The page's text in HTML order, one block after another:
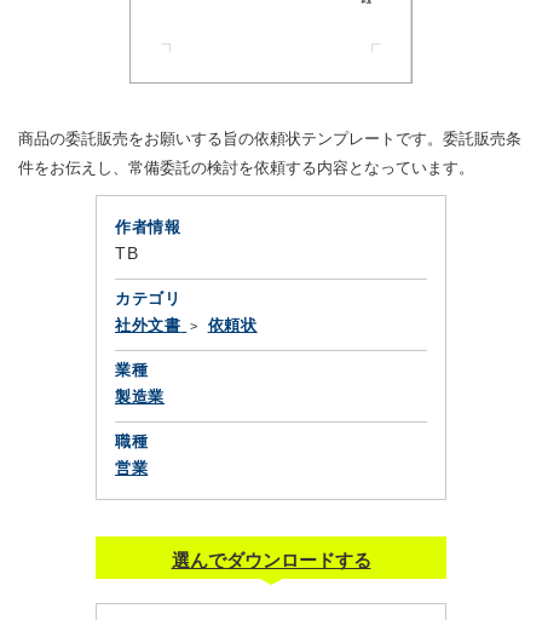
商品の委託販売をお願いする旨の依頼状テンプレートです。委託販売条
件をお伝えし、常備委託の検討を依頼する内容となっています。
作者情報
TB
カテゴリ
社外文書
依頼状
業種
製造業
職種
営業
選んでダウンロードする